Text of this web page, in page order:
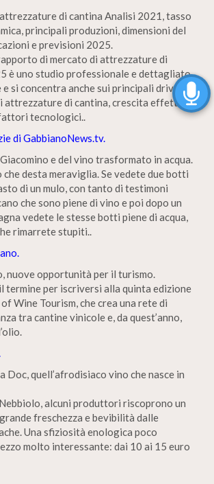
di cantina Analisi 2021, tasso
principali produzioni, dimensioni del
e previsioni 2025.
di mercato di attrezzature di
è uno studio professionale e dettagliato
si concentra anche sui principali driver,
attrezzature di cantina, crescita effettiva
tecnologici..
di GabbianoNews.tv.
e del vino trasformato in acqua.
che desta meraviglia. Se vedete due botti
di un mulo, con tanto di testimoni
che sono piene di vino e poi dopo un
vedete le stesse botti piene di acqua,
rimarrete stupiti..
nuove opportunità per il turismo.
termine per iscriversi alla quinta edizione
Wine Tourism, che crea una rete di
tra cantine vinicole e, da quest’anno,
Doc, quell’afrodisiaco vino che nasce in
alcuni produttori riscoprono un
freschezza e bevibilità dalle
Una sfiziosità enologica poco
molto interessante: dai 10 ai 15 euro